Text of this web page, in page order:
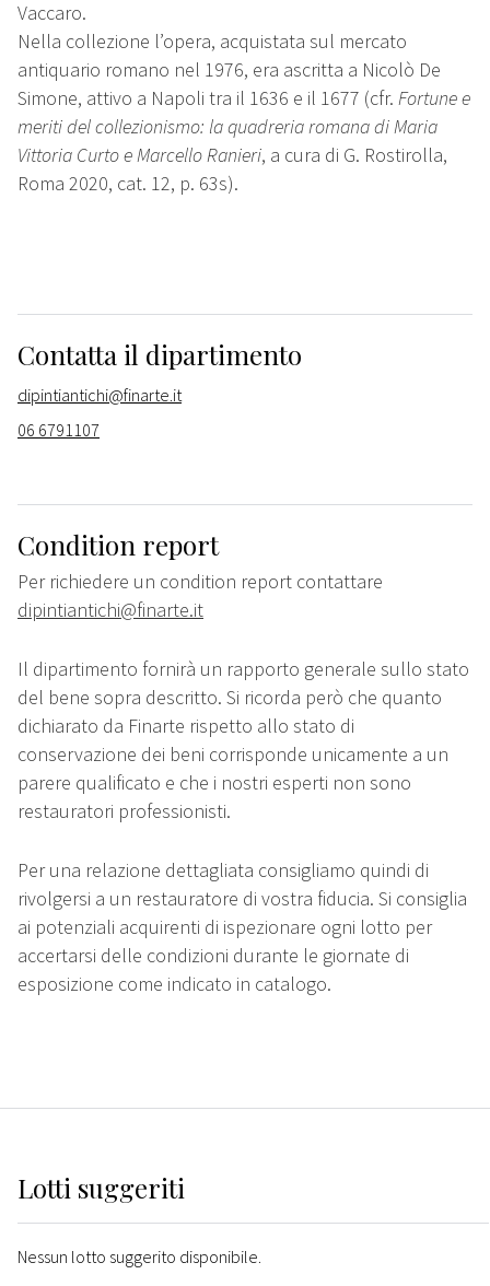
Vaccaro.
Nella collezione l’opera, acquistata sul mercato
antiquario romano nel 1976, era ascritta a Nicolò De
Simone, attivo a Napoli tra il 1636 e il 1677 (cfr. Fortune e
meriti del collezionismo: la quadreria romana di Maria
Vittoria Curto e Marcello Ranieri, a cura di G. Rostirolla,
Roma 2020, cat. 12, p. 63s).
Contatta il dipartimento
dipintiantichi@finarte.it
06 6791107
Condition report
Per richiedere un condition report contattare
dipintiantichi@finarte.it
Il dipartimento fornirà un rapporto generale sullo stato
del bene sopra descritto. Si ricorda però che quanto
dichiarato da Finarte rispetto allo stato di
conservazione dei beni corrisponde unicamente a un
parere qualificato e che i nostri esperti non sono
restauratori professionisti.
Per una relazione dettagliata consigliamo quindi di
rivolgersi a un restauratore di vostra fiducia. Si consiglia
ai potenziali acquirenti di ispezionare ogni lotto per
accertarsi delle condizioni durante le giornate di
esposizione come indicato in catalogo.
Lotti suggeriti
Nessun lotto suggerito disponibile.